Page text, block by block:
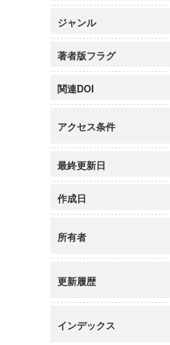
ジャンル
著者版フラグ
関連DOI
アクセス条件
最終更新日
作成日
所有者
更新履歴
インデックス